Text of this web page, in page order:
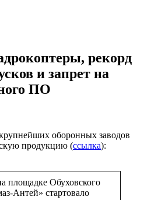
рекорд
и запрет на
ПО
оборонных заводов
продукцию (ссылка):
площадке Обуховского
Антей» стартовало